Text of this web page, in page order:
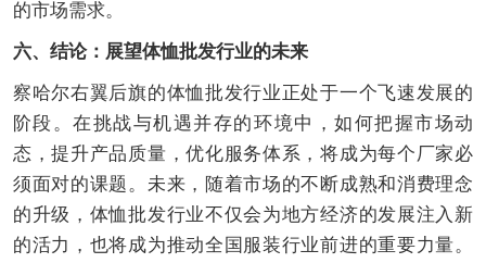
的市场需求。
六、结论：展望体恤批发行业的未来
察哈尔右翼后旗的体恤批发行业正处于一个飞速发展的
阶段。在挑战与机遇并存的环境中，如何把握市场动
态，提升产品质量，优化服务体系，将成为每个厂家必
须面对的课题。未来，随着市场的不断成熟和消费理念
的升级，体恤批发行业不仅会为地方经济的发展注入新
的活力，也将成为推动全国服装行业前进的重要力量。